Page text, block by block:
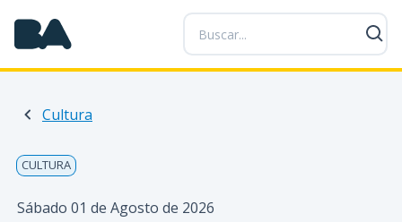
P
a
s
a
n
Cultura
CULTURA
Sábado 01 de Agosto de 2026